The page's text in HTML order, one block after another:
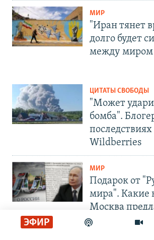
ЭФИР
МИР
"Иран тянет
долго будет
между миром
ЦИТАТЫ СВОБОДЫ
"Может
бомба".
последствиях
Wildberries
МИР
Подарок от
мира". Какие
Москва